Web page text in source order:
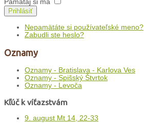
Pamätaj si ma
Prihlásiť
Nepamätáte si používateľské meno?
Zabudli ste heslo?
Oznamy
Oznamy - Bratislava - Karlova Ves
Oznamy - Spišský Štvrtok
Oznamy - Levoča
Kľúč k víťazstvám
9. august Mt 14, 22-33